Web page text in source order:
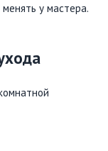
у мастера.